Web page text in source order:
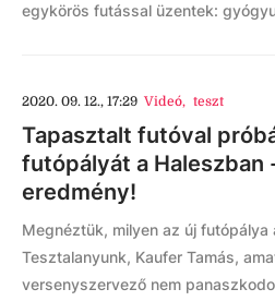
egykörös futással üzentek:
2020. 09. 12., 17:29 Videó, teszt
Tapasztalt futóval
futópályát a Haleszban
eredmény!
Megnéztük, milyen az új futópálya
Tesztalanyunk, Kaufer Tamás,
versenyszervező nem